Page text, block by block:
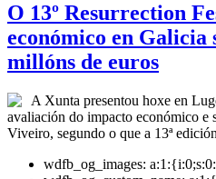
O 13º Resurrection
económico en Galicia
millóns de euros
A Xunta presentou hoxe en
avaliación do impacto económico e
Viveiro, segundo o que a 13ª
wdfb_og_images: